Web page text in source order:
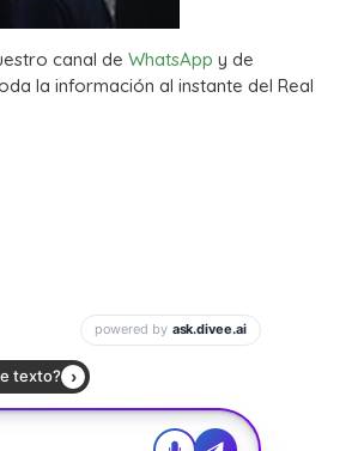
canal de WhatsApp y de
la información al instante del Real